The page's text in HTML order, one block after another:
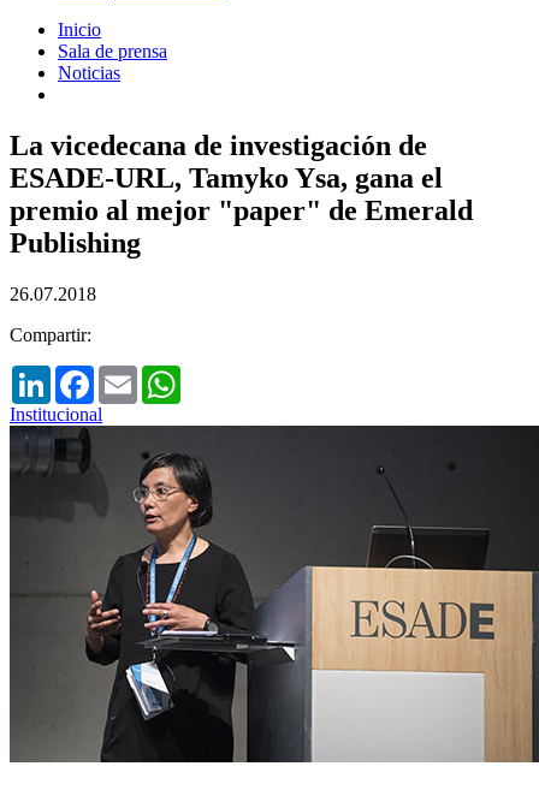
Inicio
Sala de prensa
Noticias
La vicedecana de investigación de
ESADE-URL, Tamyko Ysa, gana el
premio al mejor "paper" de Emerald
Publishing
26.07.2018
Compartir:
LinkedInFacebook
Email
Institucional